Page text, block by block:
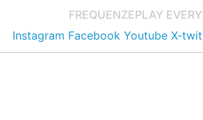
FREQUENZEPLAY
Instagram Facebook Youtube X-